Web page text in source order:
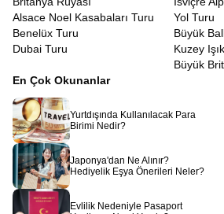
Alsace Noel Kasabaları Turu
Benelüx Turu
Dubai Turu
Yol Turu
Büyük
Kuzey
Büyük
En Çok Okunanlar
Yurtdışında Kullanılacak Para
Birimi Nedir?
Japonya'dan Ne Alınır?
Hediyelik Eşya Önerileri Neler?
Evlilik Nedeniyle Pasaport